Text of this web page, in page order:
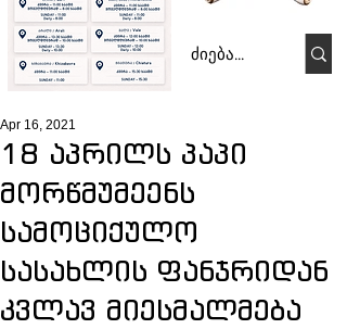
18 აპრილს პაპი
მორწმუმეენს
სამოციქულო
სასახლის ფანჯრიდან
კვლავ მიესმალმება
Apr 16, 2021